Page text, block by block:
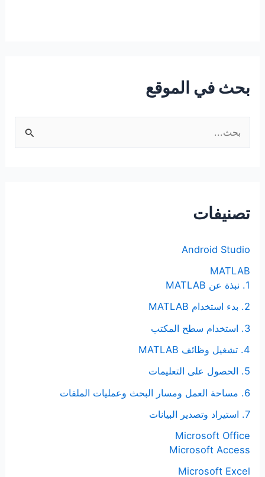
بحث في الموقع
ع
تصنيفات
Android Studio
MATLAB
1. نبذة عن MATLAB
2. بدء استخدام MATLAB
3. استخدام سطح المكتب
4. تشغيل وظائف MATLAB
5. الحصول على التعليمات
6. مساحة العمل ومسار البحث وعمليات الملفات
7. استيراد وتصدير البيانات
Microsoft Office
Microsoft Access
Microsoft Excel